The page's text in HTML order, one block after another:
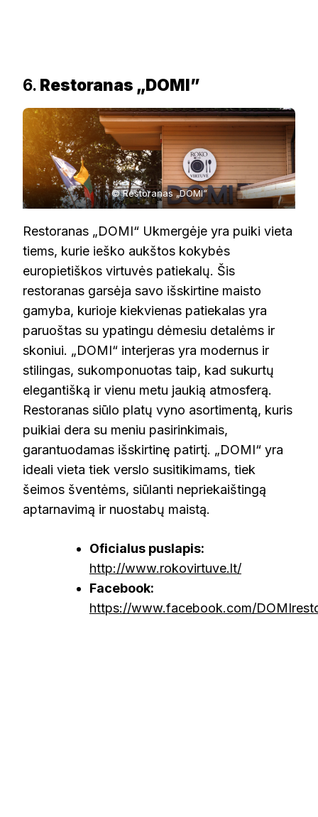
6. Restoranas „DOMI”
© Restoranas „DOMI”
Restoranas „DOMI“ Ukmergėje yra puiki vieta
tiems, kurie ieško aukštos kokybės
europietiškos virtuvės patiekalų. Šis
restoranas garsėja savo išskirtine maisto
gamyba, kurioje kiekvienas patiekalas yra
paruoštas su ypatingu dėmesiu detalėms ir
skoniui. „DOMI“ interjeras yra modernus ir
stilingas, sukomponuotas taip, kad sukurtų
elegantišką ir vienu metu jaukią atmosferą.
Restoranas siūlo platų vyno asortimentą, kuris
puikiai dera su meniu pasirinkimais,
garantuodamas išskirtinę patirtį. „DOMI“ yra
ideali vieta tiek verslo susitikimams, tiek
šeimos šventėms, siūlanti nepriekaištingą
aptarnavimą ir nuostabų maistą.
Oficialus puslapis:
http://www.rokovirtuve.lt/
Facebook:
https://www.facebook.com/